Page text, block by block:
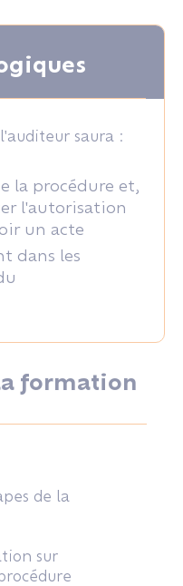
saura :
la procédure et,
l'autorisation
un acte
dans les
formation
de la
sur